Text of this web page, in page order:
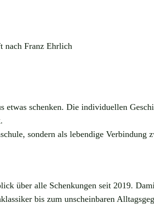
nach Franz Ehrlich
etwas schenken. Die individuellen
sondern als lebendige Verbindung
über alle Schenkungen seit 2019.
bis zum unscheinbaren